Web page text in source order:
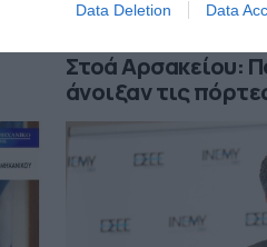
Data Deletion Data
Στοά Αρσακείου:
άνοιξαν τις